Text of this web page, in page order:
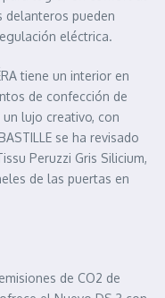
delanteros pueden
eléctrica.
tiene un interior en
de confección de
lujo creativo, con
se ha revisado
Peruzzi Gris Silicium,
de las puertas en
de CO2 de